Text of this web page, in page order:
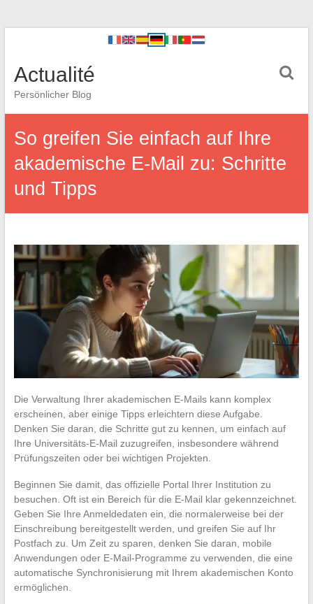
Actualité
Persönlicher Blog
So greifen Sie einfach auf Ihre
akademische E-Mail zu: Schritte
und Tipps
Die Verwaltung Ihrer akademischen E-Mails kann komplex
erscheinen, aber einige Tipps erleichtern diese Aufgabe.
Denken Sie daran, die Schritte gut zu kennen, um einfach auf
Ihre Universitäts-E-Mail zuzugreifen, insbesondere während
Prüfungszeiten oder bei wichtigen Projekten.
Beginnen Sie damit, das offizielle Portal Ihrer Institution zu
besuchen. Oft ist ein Bereich für die E-Mail klar gekennzeichnet.
Geben Sie Ihre Anmeldedaten ein, die normalerweise bei der
Einschreibung bereitgestellt werden, und greifen Sie auf Ihr
Postfach zu. Um Zeit zu sparen, denken Sie daran, mobile
Anwendungen oder E-Mail-Programme zu verwenden, die eine
automatische Synchronisierung mit Ihrem akademischen Konto
ermöglichen.